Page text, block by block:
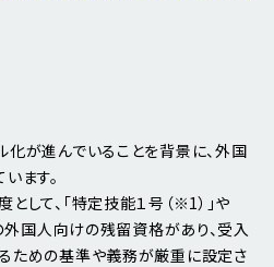
が進んでいることを背景に、外国
ます。
して、「特定技能１号（※1）」や
外国人向けの残留資格があり、受入
ための基準や義務が厳重に設定さ